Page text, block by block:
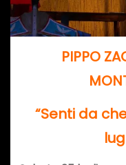
PIPPO
“Senti da